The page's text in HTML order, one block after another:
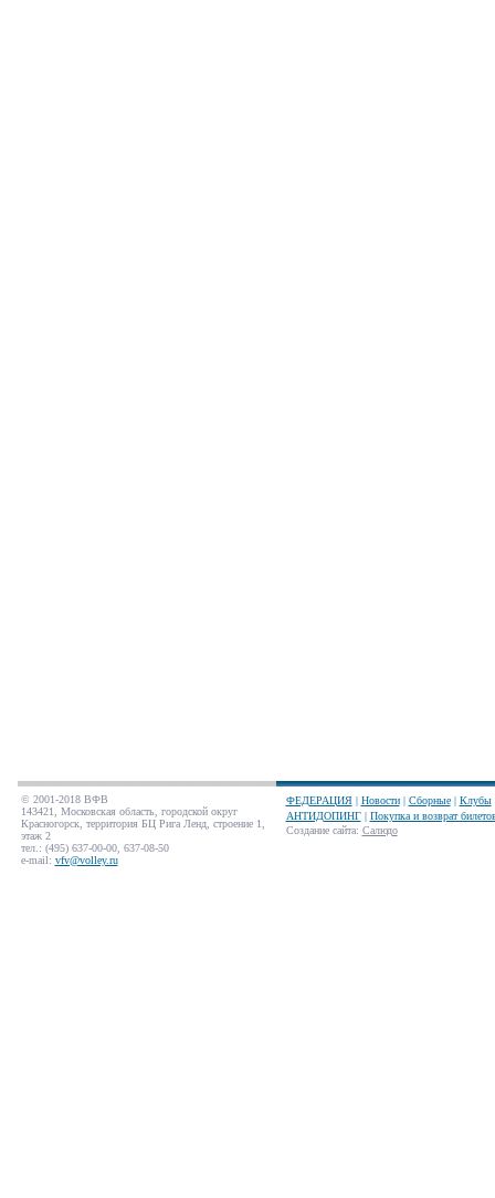
© 2001-2018 ВФВ
143421, Московская область, городской округ
Красногорск, территория БЦ Рига Ленд, строение 1,
этаж 2
тел.: (495) 637-00-00, 637-08-50
e-mail: vfv@volley.ru
ФЕДЕРАЦИЯ| Новости| Сборные| Клубы
АНТИДОПИНГ| Покупка и возврат
Создание сайта: Салюдо